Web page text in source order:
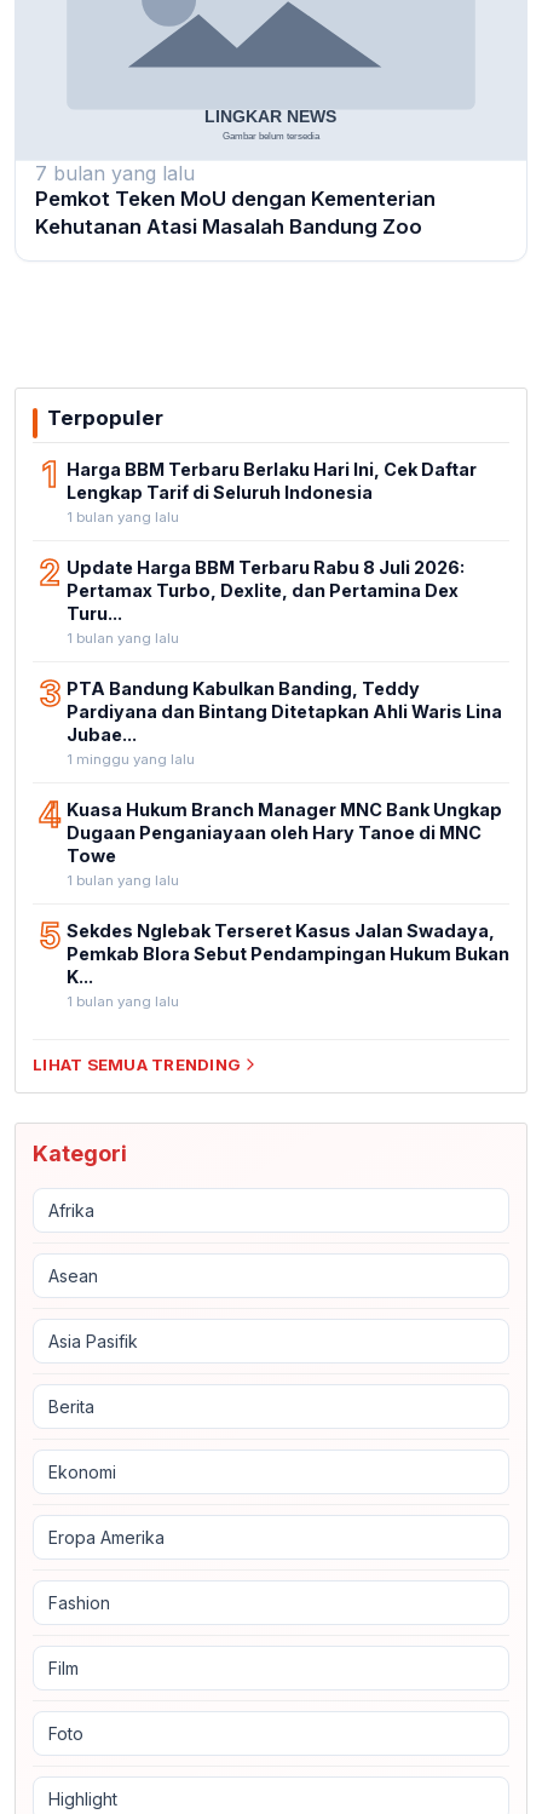
7 bulan yang lalu
Pemkot Teken MoU dengan Kementerian
Kehutanan Atasi Masalah Bandung Zoo
Terpopuler
1 Harga BBM Terbaru Berlaku Hari Ini, Cek Daftar
Lengkap Tarif di Seluruh Indonesia
1 bulan yang lalu
2 Update Harga BBM Terbaru Rabu 8 Juli 2026:
Pertamax Turbo, Dexlite, dan Pertamina Dex
Turu...
1 bulan yang lalu
3 PTA Bandung Kabulkan Banding, Teddy
Pardiyana dan Bintang Ditetapkan Ahli Waris Lina
Jubae...
1 minggu yang lalu
4 Kuasa Hukum Branch Manager MNC Bank Ungkap
Dugaan Penganiayaan oleh Hary Tanoe di MNC
Towe
1 bulan yang lalu
5 Sekdes Nglebak Terseret Kasus Jalan Swadaya,
Pemkab Blora Sebut Pendampingan Hukum Bukan
K...
1 bulan yang lalu
LIHAT SEMUA TRENDING
Kategori
Afrika
Asean
Asia Pasifik
Berita
Ekonomi
Eropa Amerika
Fashion
Film
Foto
Highlight